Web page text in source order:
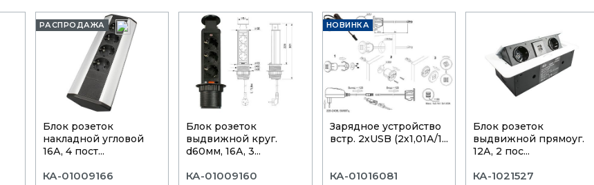
РАСПРОДАЖА
Блок розеток
накладной угловой
16А, 4 пост...
КА-01009166
Блок розеток
выдвижной круг.
d60мм, 16А, 3...
КА-01009160
НОВИНКА
Зарядное устройство
встр. 2хUSB (2х1,01А/1...
КА-01016081
Блок розеток
выдвижной прямоуг.
12А, 2 пос...
КА-1021527